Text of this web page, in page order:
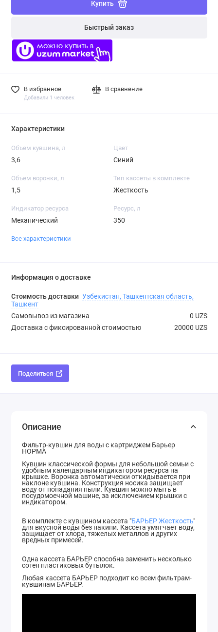
Купить
Быстрый заказ
В избранное
Добавили 1 человек
В сравнение
Характеристики
Объем кувшина, л
3,6
Цвет
Синий
Объем воронки, л
1,5
Тип кассеты в комплекте
Жесткость
Индикатор ресурса
Механический
Ресурс, л
350
Все характеристики
Информация о доставке
Стоимость доставки Узбекистан, Ташкентская область,
Ташкент
Самовывоз из магазина
0 UZS
Доставка с фиксированной стоимостью
20000 UZS
Поделиться
Описание
Фильтр-кувшин для воды с картриджем Барьер
НОРМА
Кувшин классической формы для небольшой семьи с
удобным календарным индикатором ресурса на
крышке. Воронка автоматически откидывается при
наклоне кувшина. Конструкция носика защищает
воду от попадания пыли. Кувшин можно мыть в
посудомоечной машине, за исключением крышки с
индикатором.
В комплекте с кувшином кассета "БАРЬЕР Жесткость"
для вкусной воды без накипи. Кассета умягчает воду,
защищает от хлора, тяжелых металлов и других
вредных примесей.
Одна кассета БАРЬЕР способна заменить несколько
сотен пластиковых бутылок.
Любая кассета БАРЬЕР подходит ко всем фильтрам-
кувшинам БАРЬЕР.